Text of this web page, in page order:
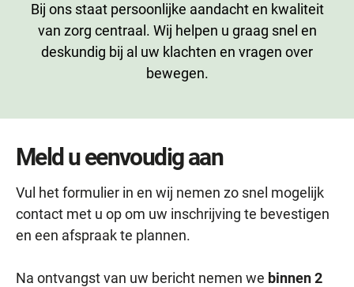
Bij ons staat persoonlijke aandacht en kwaliteit
van zorg centraal. Wij helpen u graag snel en
deskundig bij al uw klachten en vragen over
bewegen.
Meld u eenvoudig aan
Vul het formulier in en wij nemen zo snel mogelijk
contact met u op om uw inschrijving te bevestigen
en een afspraak te plannen.
Na ontvangst van uw bericht nemen we binnen 2